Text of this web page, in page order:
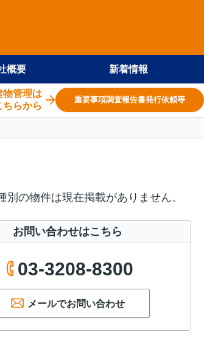
概要 新着情報
物管理は
ちらから
重要事項調査報告書発行依頼等
別の物件は現在掲載がありません。
お問い合わせはこちら
03-3208-8300
メールでお問い合わせ